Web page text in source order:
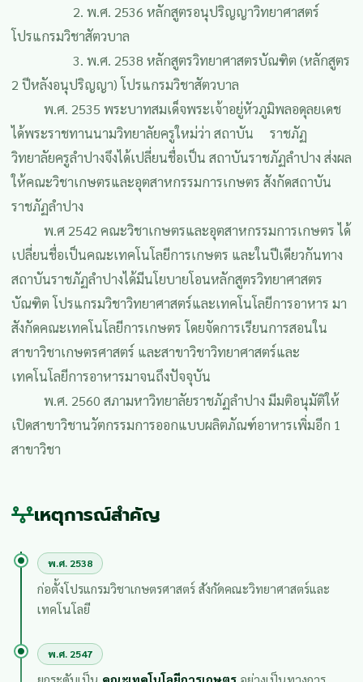
2. พ.ศ. 2536 หลักสูตรอนุปริญญาวิทยาศาสตร์
โปรแกรมวิชาสัตวบาล
3. พ.ศ. 2538 หลักสูตรวิทยาศาสตรบัณฑิต (หลักสูตร
2 ปีหลังอนุปริญญา) โปรแกรมวิชาสัตวบาล
พ.ศ. 2535 พระบาทสมเด็จพระเจ้าอยู่หัวภูมิพลอดุลยเดช
ได้พระราชทานนามวิทยาลัยครูใหม่ว่า สถาบัน ราชภัฏ
วิทยาลัยครูลำปางจึงได้เปลี่ยนชื่อเป็น สถาบันราชภัฏลำปาง ส่งผล
ให้คณะวิชาเกษตรและอุตสาหกรรมการเกษตร สังกัดสถาบัน
ราชภัฏลำปาง
พ.ศ 2542 คณะวิชาเกษตรและอุตสาหกรรมการเกษตร ได้
เปลี่ยนชื่อเป็นคณะเทคโนโลยีการเกษตร และในปีเดียวกันทาง
สถาบันราชภัฏลำปางได้มีนโยบายโอนหลักสูตรวิทยาศาสตร
บัณฑิต โปรแกรมวิชาวิทยาศาสตร์และเทคโนโลยีการอาหาร มา
สังกัดคณะเทคโนโลยีการเกษตร โดยจัดการเรียนการสอนใน
สาขาวิชาเกษตรศาสตร์ และสาขาวิชาวิทยาศาสตร์และ
เทคโนโลยีการอาหารมาจนถึงปัจจุบัน
พ.ศ. 2560 สภามหาวิทยาลัยราชภัฏลำปาง มีมติอนุมัติให้
เปิดสาขาวิชานวัตกรรมการออกแบบผลิตภัณฑ์อาหารเพิ่มอีก 1
สาขาวิชา
เหตุการณ์สำคัญ
พ.ศ. 2538
ก่อตั้งโปรแกรมวิชาเกษตรศาสตร์ สังกัดคณะวิทยาศาสตร์และ
เทคโนโลยี
พ.ศ. 2547